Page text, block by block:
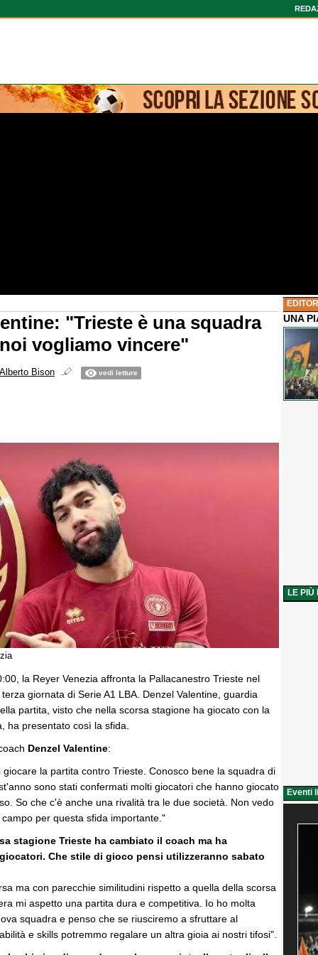
"Trieste è una squadra
vogliamo vincere"
Alberto Bison vedi letture
la Reyer Venezia affronta la Pallacanestro Trieste nel
giornata di Serie A1 LBA. Denzel Valentine, guardia
partita, visto che nella scorsa stagione ha giocato con la
ha presentato così la sfida.
Denzel Valentine:
giocare la partita contro Trieste. Conosco bene la squadra di
sono stati confermati molti giocatori che hanno giocato
So che c'è anche una rivalità tra le due società. Non vedo
per questa sfida importante."
stagione Trieste ha cambiato il coach ma ha
Che stile di gioco pensi utilizzeranno sabato
ma con parecchie similitudini rispetto a quella della scorsa
mi aspetto una partita dura e competitiva. Io ho molta
squadra e penso che se riusciremo a sfruttare al
e skills potremmo regalare un altra gioia ai nostri tifosi".
UNA
LE PIÙ
Eventi